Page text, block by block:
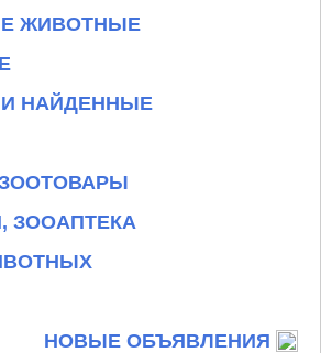
ЖИВОТНЫЕ
НАЙДЕННЫЕ
ЗООАПТЕКА
НОВЫЕ ОБЪЯВЛЕНИЯ